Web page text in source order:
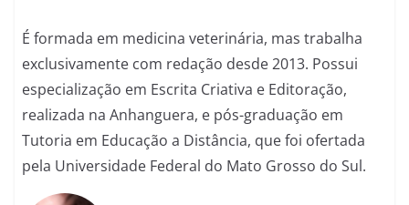
É formada em medicina veterinária, mas trabalha
exclusivamente com redação desde 2013. Possui
especialização em Escrita Criativa e Editoração,
realizada na Anhanguera, e pós-graduação em
Tutoria em Educação a Distância, que foi ofertada
pela Universidade Federal do Mato Grosso do Sul.